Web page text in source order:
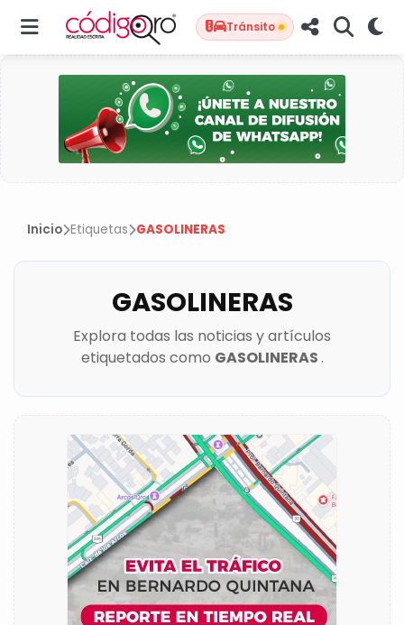
Tránsito
Inicio Etiquetas GASOLINERAS
GASOLINERAS
Explora todas las noticias y artículos
etiquetados como GASOLINERAS.